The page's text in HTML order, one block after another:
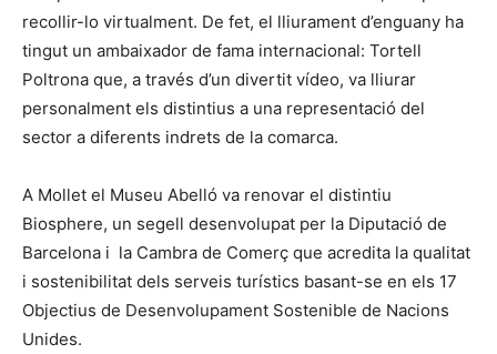
recollir-lo virtualment. De fet, el lliurament d’enguany ha
tingut un ambaixador de fama internacional: Tortell
Poltrona que, a través d’un divertit vídeo, va lliurar
personalment els distintius a una representació del
sector a diferents indrets de la comarca.
A Mollet el Museu Abelló va renovar el distintiu
Biosphere, un segell desenvolupat per la Diputació de
Barcelona i la Cambra de Comerç que acredita la qualitat
i sostenibilitat dels serveis turístics basant-se en els 17
Objectius de Desenvolupament Sostenible de Nacions
Unides.